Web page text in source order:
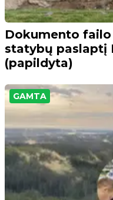
Dokumento
statybų paslaptį
(papildyta)
GAMTA